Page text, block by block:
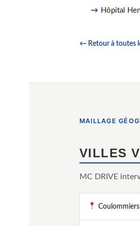
Hôpital
← Retour à toutes
MAILLAGE
VILLES
MC DRIVE
Coulommiers